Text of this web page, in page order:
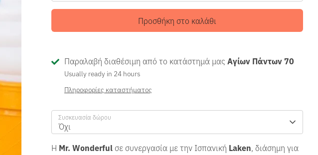
Προσθήκη στο καλάθι
Παραλαβή διαθέσιμη από το κατάστημά μαςΑγίων Πάντων 70
Usually ready in 24 hours
Πληροφορίες καταστήματος
Συσκευασία δώρου
Όχι
Η Mr. Wonderfulσε συνεργασία με την Ισπανική Laken, διάσημη για